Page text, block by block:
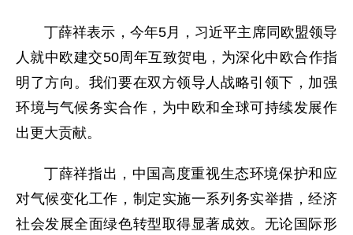
丁薛祥表示，今年5月，习近平主席同欧盟领导
人就中欧建交50周年互致贺电，为深化中欧合作指
明了方向。我们要在双方领导人战略引领下，加强
环境与气候务实合作，为中欧和全球可持续发展作
出更大贡献。
丁薛祥指出，中国高度重视生态环境保护和应
对气候变化工作，制定实施一系列务实举措，经济
社会发展全面绿色转型取得显著成效。无论国际形